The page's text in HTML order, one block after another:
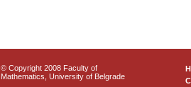
© Copyright 2008 Faculty of
Mathematics, University of Belgrade